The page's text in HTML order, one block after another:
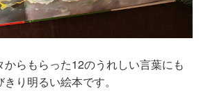
らもらった12のうれしい言葉にも
り明るい絵本です。